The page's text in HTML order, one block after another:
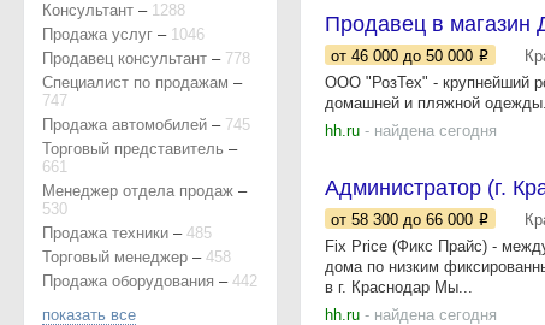
Продавец в магазин
от 46 000 до 50 000
ООО "РозТех" - крупнейший
домашней и пляжной
hh.ru - найдена сегодня
Администратор (г.
от 58 300 до 66 000
Fix Price (Фикс Прайс) -
дома по низким
в г. Краснодар Мы...
hh.ru - найдена сегодня
Консультант – 1288
Продажа услуг – 1046
Продавец консультант – 778
Специалист по продажам –
747
Продажа автомобилей – 745
Торговый представитель –
661
Менеджер отдела продаж –
530
Продажа техники – 485
Торговый менеджер – 458
Продажа оборудования – 442
показать все